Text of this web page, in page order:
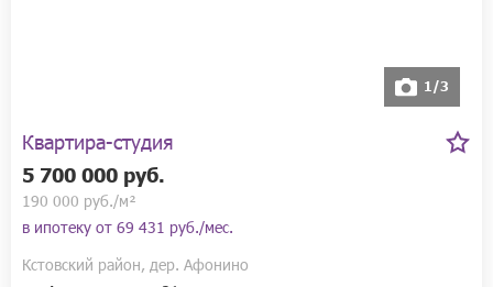
1/3
Квартира-студия
5 700 000 руб.
190 000 руб./м²
в ипотеку от 69 431 руб./мес.
Кстовский район, дер. Афонино